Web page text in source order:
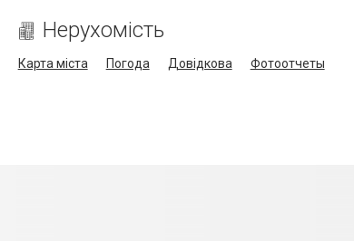
Нерухомість
Карта міста Погода Довідкова
Фотоотчеты